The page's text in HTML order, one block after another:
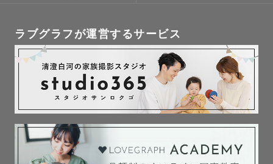
今あたりまえに過ごしているその日々こそが最も尊いもの
かもしれません。
絵本を読んであげたり、
一緒にあそんだり、
ごはんをつくったり、
みんなで一緒にいただきますをしたり。
そんな瞬間を家族そろって残してみませんか？
ラブグラフが運営するサービス